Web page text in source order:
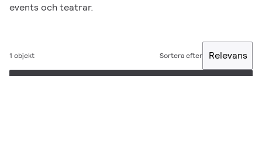
events och teatrar.
1 objekt Sortera efter Relevans